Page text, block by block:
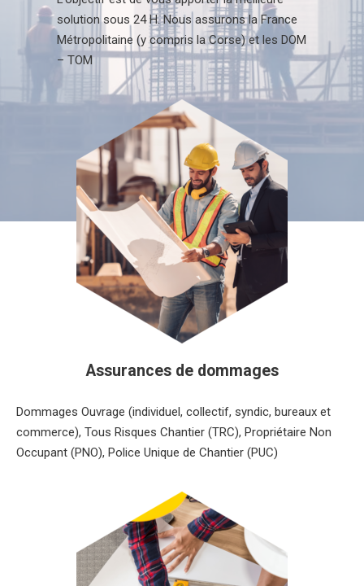
solution sous 24 H. Nous assurons la France
Métropolitaine (y compris la Corse) et les DOM
– TOM
Assurances de dommages
Dommages Ouvrage (individuel, collectif, syndic, bureaux et
commerce), Tous Risques Chantier (TRC), Propriétaire Non
Occupant (PNO), Police Unique de Chantier (PUC)